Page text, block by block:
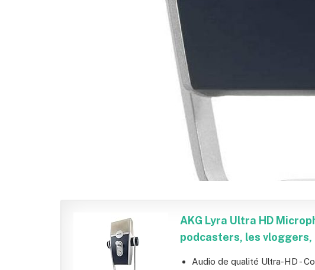
AKG Lyra Ultra HD
podcasters, les
Audio de qualité Ultra-HD -